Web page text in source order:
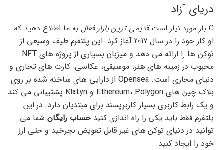
دریای آزاد
C باز مورد نیاز است قدیمی ترین بازار فعال به ما اطلاع دهید که
او کار خود را در سال 2017 آغاز کرد. این پلتفرم طیف وسیعی از
توکن ها را ارائه می دهد و میزبان بسیاری از پروژه های NFT
محبوب در زمینه های هنر، موسیقی، عکاسی، کارت های تجاری و
دنیای مجازی است. Opensea از دارایی های ساخته شده بر روی
بلاک چین های Ethereum، Polygon و Klatyn پشتیبانی می کند
و یک رابط کاربری بسیار کاربرپسند برای مبتدیان دارد. در این
پلتفرم فقط باید یکی را راه اندازی کنیدحساب رایگان شما می
توانید در دنیای توکن های غیر قابل تعویض بچرخید و حتی ارز
خود را ایجاد کنید.